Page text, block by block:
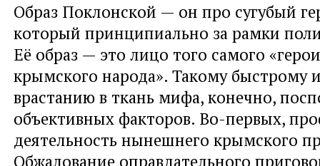
Образ Поклонской — он про сугубый
который принципиально за рамки
Её образ — это лицо того самого
крымского народа». Такому быстрому
врастанию в ткань мифа, конечно,
объективных факторов. Во-первых,
деятельность нынешнего крымского
Обжалование оправдательного